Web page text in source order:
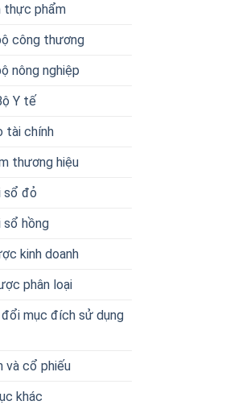
thực phẩm
công thương
nông nghiệp
Y tế
tài chính
thương hiệu
sổ đỏ
sổ hồng
kinh doanh
phân loại
đổi mục đích sử dụng
và cổ phiếu
khác